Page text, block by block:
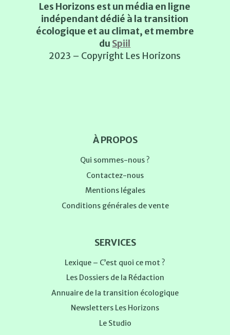
Les Horizons est un média en ligne
indépendant dédié à la transition
écologique et au climat, et membre
du Spiil
2023 – Copyright Les Horizons
À PROPOS
Qui sommes-nous ?
Contactez-nous
Mentions légales
Conditions générales de vente
SERVICES
Lexique – C’est quoi ce mot ?
Les Dossiers de la Rédaction
Annuaire de la transition écologique
Newsletters Les Horizons
Le Studio